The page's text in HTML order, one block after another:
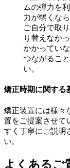
ムの弾力を
力が弱くな
ご自分で取
り替えなか
かかってい
つながるこ
い。
矯正時期に関する
矯正装置には様々
置をご提案させて
すく丁寧にご説明
い。
よくあるご